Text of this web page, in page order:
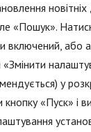
новітніх
«Пошук».
включений, або
у
«Пуск» і